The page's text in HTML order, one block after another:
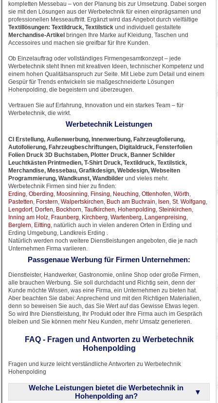
kompletten Messebau – von der Planung bis zur Umsetzung. Dabei sorgen
sie mit den Lösungen aus der Werbetechnik für einen einprägsamen und
professionellen Messeauftritt. Ergänzt wird das Angebot durch vielfältige
Textillösungen: Textildruck, Textilstick und individuell gestaltete
Merchandise-Artikel bringen Ihre Marke auf Kleidung, Taschen und
Accessoires und machen sie greifbar für Ihre Kunden.
Ob Einzelauftrag oder vollständiges Firmengesamtkonzept – jede
Werbetechnik steht Ihnen mit kreativen Ideen, technischer Kompetenz und
einem hohen Qualitätsanspruch zur Seite. Mit Liebe zum Detail und einem
Gespür für Trends entwickeln sie maßgeschneiderte Lösungen
Hohenpolding, die begeistern und überzeugen.
Vertrauen Sie auf Erfahrung, Innovation und ein starkes Team – für
Werbetechnik, die wirkt.
Werbetechnik Leistungen
CI Erstellung, Außenwerbung, Innenwerbung, Fahrzeugfolierung,
Autofolierung, Fahrzeugbeschriftungen, Digitaldruck, Fensterfolien
Folien Druck 3D Buchstaben, Plotter Druck, Banner Schilder
Leuchtkästen Printmedien, T-Shirt Druck, Textildruck, Textilstick,
Merchandise, Messebau, Grafikdesign, Webdesign, Webseiten
Programmierung, Wandkunst, Wandbilder und vieles mehr.
Werbetechnik Firmen sind hier zu finden:
Erding, Oberding, Moosinning, Finsing, Neuching, Ottenhofen, Wörth,
Pastetten, Forstern, Walpertskirchen, Buch am Buchrain, Isen, St. Wolfgang,
Lengdorf, Dorfen, Bockhorn, Taufkirchen, Hohenpolding, Steinkirchen,
Inning am Holz, Fraunberg, Kirchberg, Wartenberg, Langenpreising,
Berglern, Eitting, natürlich auch in vielen anderen Orten in Erding und
Erding Umgebung, Landkreis Erding .
Natürlich werden noch weitere Dienstleistungen angeboten, die je nach
Unternehmen Firma variieren.
Passgenaue Werbung für Firmen Unternehmen:
Dienstleister, Handwerker, Gastronomie, online Shop oder große Firmen,
alle brauchen Werbung. Sie soll durchdacht und Richtig sein, denn der
Kunde möchte Wissen, was eine Firma, ein Unternehmen zu bieten hat.
Aber beachten Sie dabei: Anprechend und mit den Richtigen Materialien,
denn so beweisen Sie auch, das Sie Wert auf das Gewisse Etwas legen.
So wird Ihre Dienstleistung, Ihr Produkt oder Ihre Firma auch im Gespräch
bleiben und Sie können mehr Neu Kunden, mehr Umsatz generieren.
FAQ - Fragen und Antworten zu Werbetechnik
Hohenpolding
Fragen und kurze leicht verständliche Antworten zu Werbetechnik
Hohenpolding
Welche Leistungen bietet die Werbetechnik in
Hohenpolding an?